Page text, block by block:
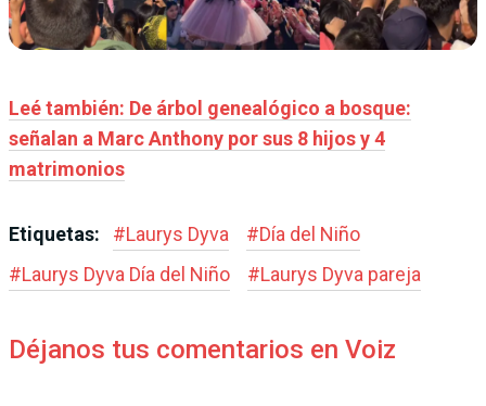
Leé también: De árbol genealógico a bosque:
señalan a Marc Anthony por sus 8 hijos y 4
matrimonios
Etiquetas: #Laurys Dyva #Día del Niño
#Laurys Dyva Día del Niño #Laurys Dyva pareja
Déjanos tus comentarios en Voiz